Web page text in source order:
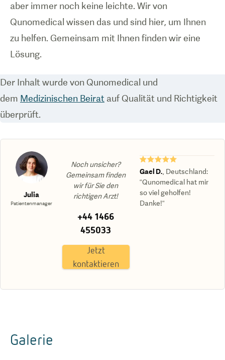
aber immer noch keine leichte. Wir von
Qunomedical wissen das und sind hier, um Ihnen
zu helfen. Gemeinsam mit Ihnen finden wir eine
Lösung.
Der Inhalt wurde von Qunomedical und
dem Medizinischen Beirat auf Qualität und Richtigkeit
überprüft.
Julia
Patientenmanager
Noch unsicher?
Gemeinsam finden
wir für Sie den
richtigen Arzt!
+44 1466
455033
Jetzt
kontaktieren
★★★★★
Gael D. Deutschland:
“Qunomedical hat mir
so viel geholfen!
Danke!“
Galerie